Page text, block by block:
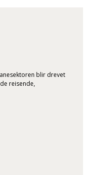
blir drevet
reisende,